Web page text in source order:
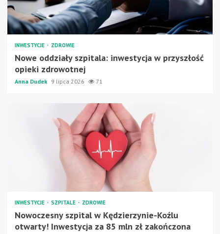
INWESTYCJE ZDROWIE
Nowe oddziały szpitala: inwestycja w przyszłość
opieki zdrowotnej
Anna Dudek 9 lipca 2026 71
INWESTYCJE SZPITALE ZDROWIE
Nowoczesny szpital w Kędzierzynie-Koźlu
otwarty! Inwestycja za 85 mln zł zakończona